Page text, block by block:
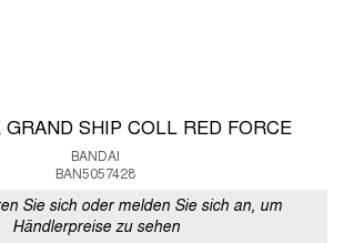
GRAND SHIP COLL RED FORCE
BANDAI
BAN5057428
Sie sich oder melden Sie sich an, um
Händlerpreise zu sehen